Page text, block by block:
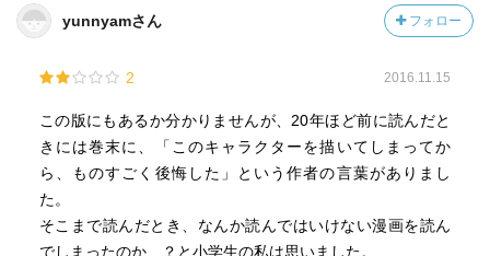
yunnyamさん フォロー
2 2016.11.15
この版にもあるか分かりませんが、20年ほど前に読んだと
きには巻末に、「このキャラクターを描いてしまってか
ら、ものすごく後悔した」という作者の言葉がありまし
た。
そこまで読んだとき、なんか読んではいけない漫画を読ん
でしまったのか…？と小学生の私は思いました。